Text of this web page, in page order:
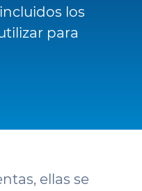
los
para
ellas se